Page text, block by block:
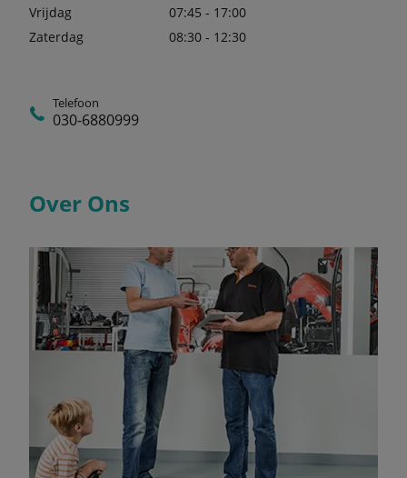
Vrijdag
07:45 - 17:00
Zaterdag
08:30 - 12:30
Telefoon
030-6880999
Over Ons